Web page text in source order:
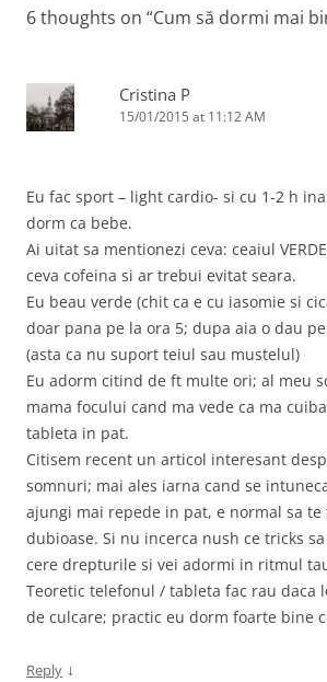
6 thoughts on “Cum să dormi mai
Cristina P
15/01/2015 at 11:12 AM
Eu fac sport – light cardio- si cu 1-2 h
dorm ca bebe.
Ai uitat sa mentionezi ceva: ceaiul
ceva cofeina si ar trebui evitat seara.
Eu beau verde (chit ca e cu iasomie si
doar pana pe la ora 5; dupa aia o dau
(asta ca nu suport teiul sau mustelul)
Eu adorm citind de ft multe ori; al meu
mama focului cand ma vede ca ma
tableta in pat.
Citisem recent un articol interesant
somnuri; mai ales iarna cand se
ajungi mai repede in pat, e normal sa te
dubioase. Si nu incerca nush ce tricks
cere drepturile si vei adormi in ritmul
Teoretic telefonul / tableta fac rau daca
de culcare; practic eu dorm foarte bine
Reply ↓